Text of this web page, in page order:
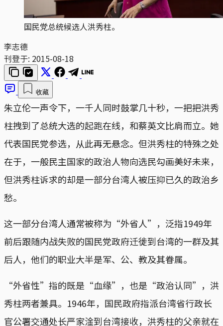
国民党总统候选人洪秀柱。
李志德
刊登于: 2015-08-18
收藏
朱立伦一声令下，一千人同时鼓掌几十秒，一把把洪秀
柱拽到了总统大选的起跑在线，和蔡英文比肩而立。她
代表国民党参选，从此再无悬念。但洪秀柱的特殊之处
在于，一般民主国家的政治人物向选民勾画美好未来，
但洪秀柱诉求的却是一部分台湾人被压抑已久的政治乡
愁。
这一部分台湾人通常被称为“外省人”，泛指1949年
前后跟随内战失败的国民党政府迁徙到台湾的一群及其
后人，他们的职业大半是军、公、教及其眷属。
“外省性”指的既是“血缘”，也是“政治认同”，洪
秀柱两者兼具。1946年，国民政府指派台湾省行政长
官公署交通处长严家淦到台湾接收，洪秀柱的父亲就在